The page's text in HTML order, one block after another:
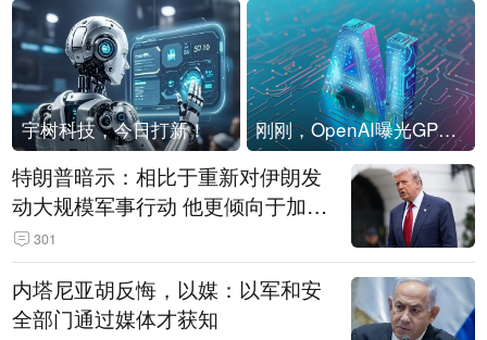
宇树科技，今日打新！ 刚刚，OpenAI曝光GPT-6！传10万亿参数，8月强行发布
特朗普暗示：相比于重新对伊朗发
动大规模军事行动 他更倾向于加大
经济施压
301
内塔尼亚胡反悔，以媒：以军和安
全部门通过媒体才获知